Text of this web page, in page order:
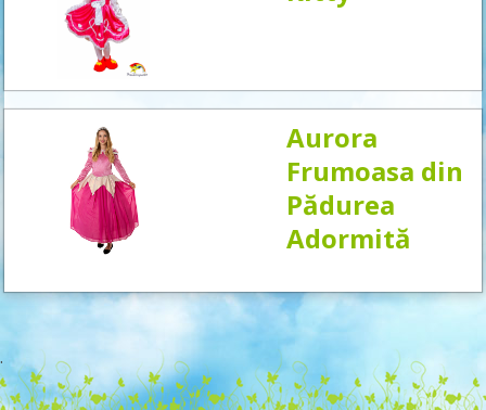
Aurora
Frumoasa din
Pădurea
Adormită